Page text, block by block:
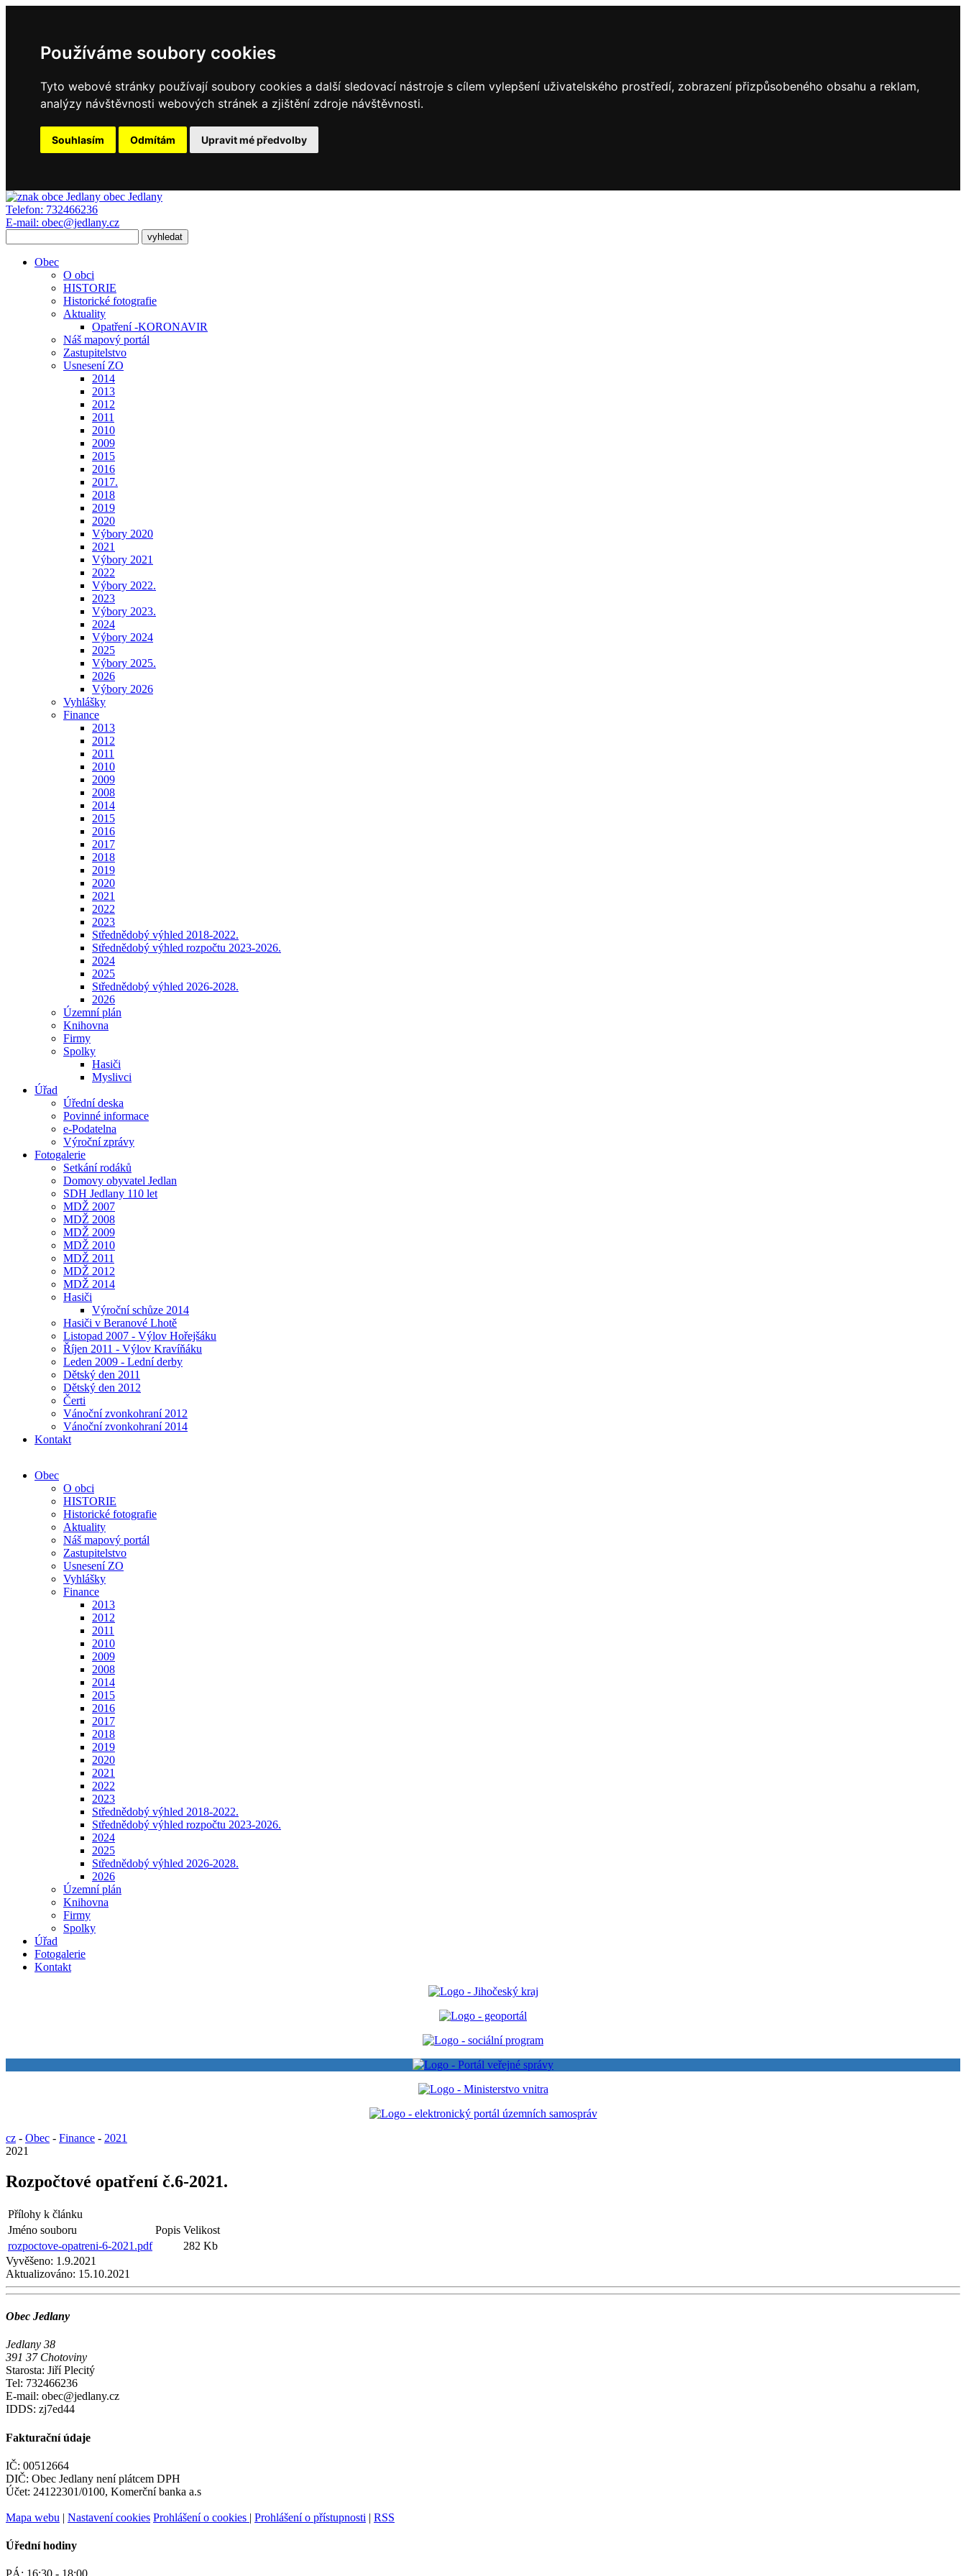
Používáme soubory cookies
Tyto webové stránky používají soubory cookies a další sledovací nástroje s cílem vylepšení uživatelského prostředí, zobrazení přizpůsobeného obsahu a reklam,
analýzy návštěvnosti webových stránek a zjištění zdroje návštěvnosti.
Souhlasím Odmítám Upravit mé předvolby
obec Jedlany
Telefon: 732466236
E-mail: obec@jedlany.cz
Obec
O obci
HISTORIE
Historické fotografie
Aktuality
Opatření -KORONAVIR
Náš mapový portál
Zastupitelstvo
Usnesení ZO
2014
2013
2012
2011
2010
2009
2015
2016
2017.
2018
2019
2020
Výbory 2020
2021
Výbory 2021
2022
Výbory 2022.
2023
Výbory 2023.
2024
Výbory 2024
2025
Výbory 2025.
2026
Výbory 2026
Vyhlášky
Finance
2013
2012
2011
2010
2009
2008
2014
2015
2016
2017
2018
2019
2020
2021
2022
2023
Střednědobý výhled 2018-2022.
Střednědobý výhled rozpočtu 2023-2026.
2024
2025
Střednědobý výhled 2026-2028.
2026
Územní plán
Knihovna
Firmy
Spolky
Hasiči
Myslivci
Úřad
Úřední deska
Povinné informace
e-Podatelna
Výroční zprávy
Fotogalerie
Setkání rodáků
Domovy obyvatel Jedlan
SDH Jedlany 110 let
MDŽ 2007
MDŽ 2008
MDŽ 2009
MDŽ 2010
MDŽ 2011
MDŽ 2012
MDŽ 2014
Hasiči
Výroční schůze 2014
Hasiči v Beranové Lhotě
Listopad 2007 - Výlov Hořejšáku
Říjen 2011 - Výlov Kravíňáku
Leden 2009 - Lední derby
Dětský den 2011
Dětský den 2012
Čerti
Vánoční zvonkohraní 2012
Vánoční zvonkohraní 2014
Kontakt
Obec
O obci
HISTORIE
Historické fotografie
Aktuality
Náš mapový portál
Zastupitelstvo
Usnesení ZO
Vyhlášky
Finance
2013
2012
2011
2010
2009
2008
2014
2015
2016
2017
2018
2019
2020
2021
2022
2023
Střednědobý výhled 2018-2022.
Střednědobý výhled rozpočtu 2023-2026.
2024
2025
Střednědobý výhled 2026-2028.
2026
Územní plán
Knihovna
Firmy
Spolky
Úřad
Fotogalerie
Kontakt
cz - Obec - Finance - 2021
2021
Rozpočtové opatření č.6-2021.
Přílohy k článku
Jméno souboru
Popis Velikost
rozpoctove-opatreni-6-2021.pdf
282 Kb
Vyvěšeno: 1.9.2021
Aktualizováno: 15.10.2021
Obec Jedlany
Jedlany 38
391 37 Chotoviny
Starosta: Jiří Plecitý
Tel: 732466236
E-mail: obec@jedlany.cz
IDDS: zj7ed44
Fakturační údaje
IČ: 00512664
DIČ: Obec Jedlany není plátcem DPH
Účet: 24122301/0100, Komerční banka a.s
Mapa webu | Nastavení cookies Prohlášení o cookies | Prohlášení o přístupnosti | RSS
Úřední hodiny